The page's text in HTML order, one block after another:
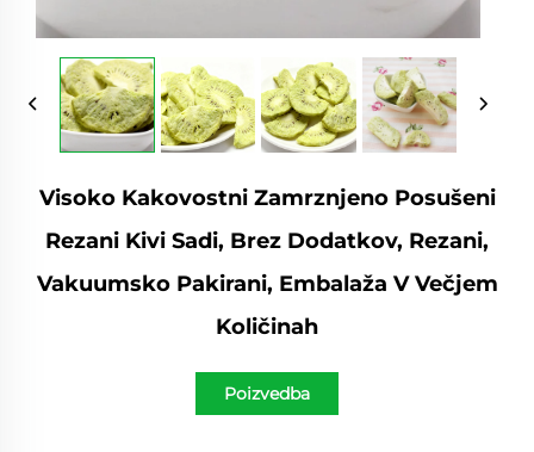
Visoko Kakovostni Zamrznjeno Posušeni
Rezani Kivi Sadi, Brez Dodatkov, Rezani,
Vakuumsko Pakirani, Embalaža V Večjem
Količinah
Poizvedba